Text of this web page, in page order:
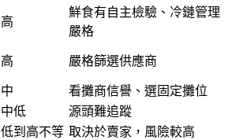
高
鮮食有自主檢驗、冷鏈管理
嚴格
高 嚴格篩選供應商
中
看攤商信譽、選固定攤位
中低
源頭難追蹤
低到高不等 取決於賣家，風險較高